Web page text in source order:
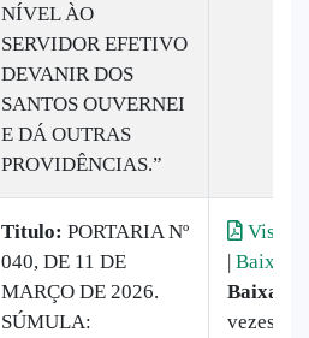
NÍVEL ÀO
SERVIDOR EFETIVO
DEVANIR DOS
SANTOS OUVERNEI
E DÁ OUTRAS
PROVIDÊNCIAS.”
Titulo: PORTARIA Nº
040, DE 11 DE
MARÇO DE 2026.
SÚMULA:
| Baixar
Baixado:
vezes